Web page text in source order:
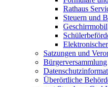
Rathaus
Steuern und
Geschirrmobil
Satzungen und
Bürgerversammlung
Überörtliche